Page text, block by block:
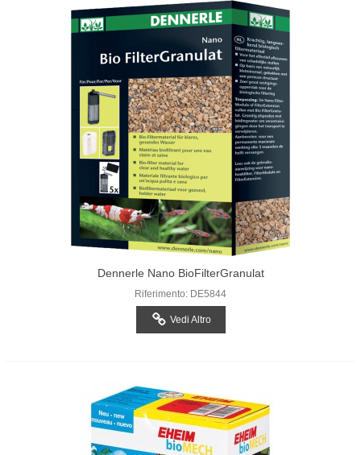
Dennerle Nano BioFilterGranulat
Riferimento: DE5844
Vedi Altro